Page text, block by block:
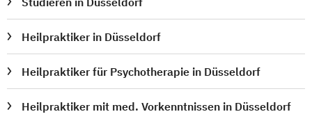
Heilpraktiker in Düsseldorf
Heilpraktiker für Psychotherapie in Düsseldorf
Heilpraktiker mit med. Vorkenntnissen in Düsseldorf